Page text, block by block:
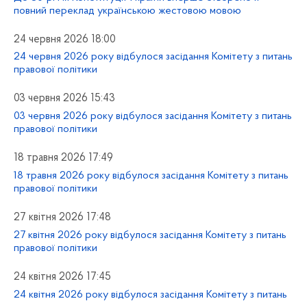
повний переклад українською жестовою мовою
24 червня 2026 18:00
24 червня 2026 року відбулося засідання Комітету з питань
правової політики
03 червня 2026 15:43
03 червня 2026 року відбулося засідання Комітету з питань
правової політики
18 травня 2026 17:49
18 травня 2026 року відбулося засідання Комітету з питань
правової політики
27 квітня 2026 17:48
27 квітня 2026 року відбулося засідання Комітету з питань
правової політики
24 квітня 2026 17:45
24 квітня 2026 року відбулося засідання Комітету з питань